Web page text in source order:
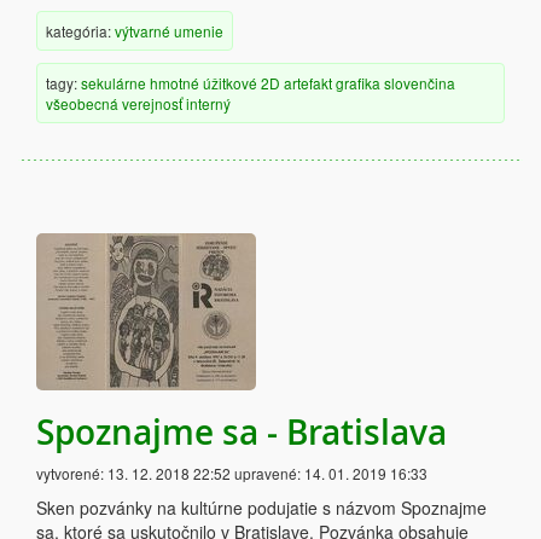
kategória:výtvarné umenie
tagy:sekulárne hmotné úžitkové 2D artefaktgrafika slovenčina
všeobecná verejnosťinterný
Spoznajme sa - Bratislava
vytvorené: 13. 12. 2018 22:52 upravené: 14. 01. 2019 16:33
Sken pozvánky na kultúrne podujatie s názvom Spoznajme
sa, ktoré sa uskutočnilo v Bratislave. Pozvánka obsahuje